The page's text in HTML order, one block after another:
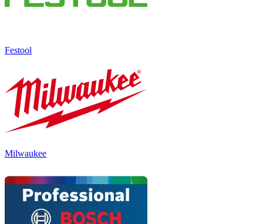
Festool
Milwaukee